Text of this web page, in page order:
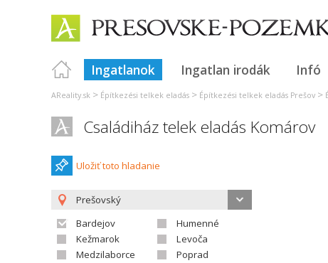
Ingatlanok Ingatlan irodák Infó
AReality.sk > Építkezési telkek eladás > Építkezési telkek eladás Prešov >
Családiház telek eladás Komárov
Uložiť toto hladanie
Prešovský
Bardejov
Humenné
Kežmarok
Levoča
Medzilaborce
Poprad